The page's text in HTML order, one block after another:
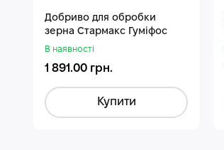
Добриво для обробки
зерна Стармакс Гуміфос
В наявності
1 891.00 грн.
Купити